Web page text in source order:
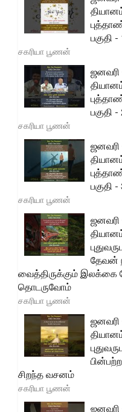
பகுதி -
சகரியா பூணன்
ஜனவரி
பகுதி -
சகரியா பூணன்
ஜனவரி
பகுதி -
சகரியா பூணன்
ஜனவரி
தேவன்
வைத்திருக்கும் இலக்கை
தொடருவோம்
சகரியா பூணன்
ஜனவரி
சிறந்த வசனம்
சகரியா பூணன்
ஜனவரி